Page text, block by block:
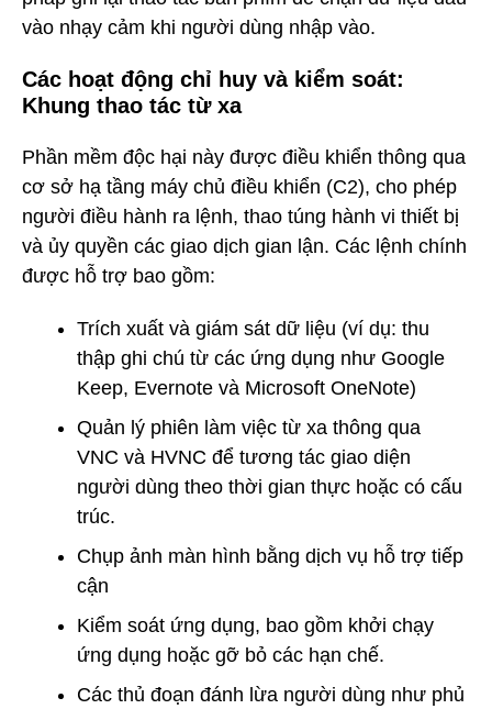
vào nhạy cảm khi người dùng nhập vào.
Các hoạt động chỉ huy và kiểm soát:
Khung thao tác từ xa
Phần mềm độc hại này được điều khiển thông qua
cơ sở hạ tầng máy chủ điều khiển (C2), cho phép
người điều hành ra lệnh, thao túng hành vi thiết bị
và ủy quyền các giao dịch gian lận. Các lệnh chính
được hỗ trợ bao gồm:
Trích xuất và giám sát dữ liệu (ví dụ: thu
thập ghi chú từ các ứng dụng như Google
Keep, Evernote và Microsoft OneNote)
Quản lý phiên làm việc từ xa thông qua
VNC và HVNC để tương tác giao diện
người dùng theo thời gian thực hoặc có cấu
trúc.
Chụp ảnh màn hình bằng dịch vụ hỗ trợ tiếp
cận
Kiểm soát ứng dụng, bao gồm khởi chạy
ứng dụng hoặc gỡ bỏ các hạn chế.
Các thủ đoạn đánh lừa người dùng như phủ